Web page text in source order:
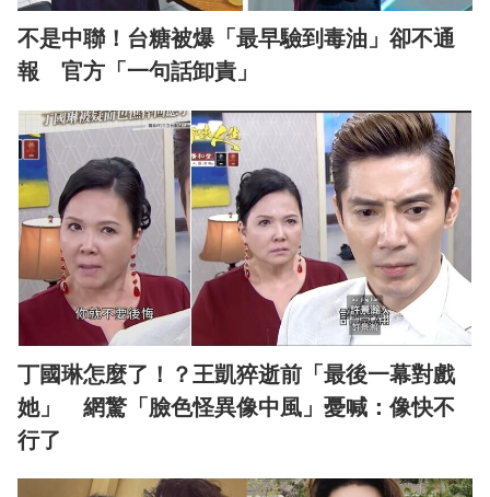
不是中聯！台糖被爆「最早驗到毒油」卻不通
報 官方「一句話卸責」
丁國琳怎麼了！？王凱猝逝前「最後一幕對戲
她」 網驚「臉色怪異像中風」憂喊：像快不
行了